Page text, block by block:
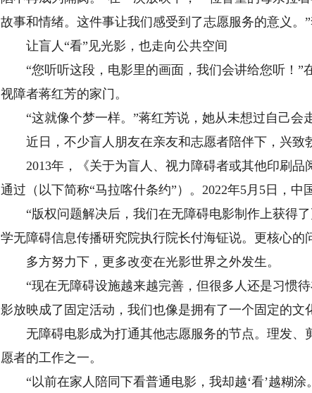
故事和情绪。这件事让我们感受到了志愿服务的意义。”
让盲人“看”见光影，也走向公共空间
“您听听这段，电影里的画面，我们会讲给您听！”
视障者蒋红芳的家门。
“这就像个梦一样。”蒋红芳说，她从未想过自己会
近日，不少盲人朋友在亲友和志愿者陪伴下，兴致勃
2013年，《关于为盲人、视力障碍者或其他印刷品
通过（以下简称“马拉喀什条约”）。2022年5月5日，中
“版权问题解决后，我们在无障碍电影制作上获得了
学无障碍信息传播研究院执行院长付海钲说。更核心的
多方努力下，更多改变在光影世界之外发生。
“现在无障碍设施越来越完善，但很多人还是习惯待
影放映成了固定活动，我们也像是拥有了一个固定的
无障碍电影成为打通其他志愿服务的节点。理发、
愿者的工作之一。
“以前在家人陪同下看普通电影，我却越‘看’越糊涂